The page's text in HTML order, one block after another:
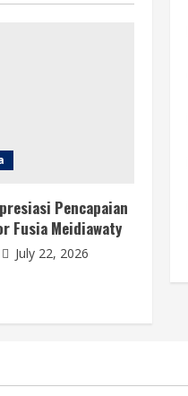
Pencapaian
Fusia Meidiawaty
July 22, 2026